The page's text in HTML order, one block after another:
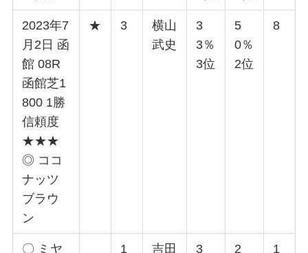
2023年7
月2日 函
館 08R
函館芝1
800 1勝
信頼度
★★★
◎ ココ
ナッツ
ブラウ
ン
★ 3
横山
武史
3
3％
3位
5
0％
2位
8
〇 ミヤ
1
吉田
3
2
1